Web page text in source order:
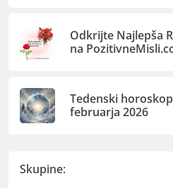
Odkrijte Najlepša
na
Tedenski
februarja 2026
Skupine: